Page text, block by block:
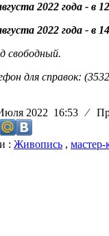
2022 года - в
2022 года - в
свободный.
для справок:
2022 16:53 ⁄
: Живопись , мастер-